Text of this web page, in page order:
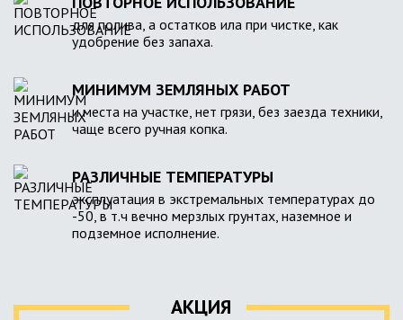
для полива, а остатков ила при чистке, как
удобрение без запаха.
МИНИМУМ ЗЕМЛЯНЫХ РАБОТ
и места на участке, нет грязи, без заезда техники,
чаще всего ручная копка.
РАЗЛИЧНЫЕ ТЕМПЕРАТУРЫ
эксплуатация в экстремальных температурах до
-50, в т.ч вечно мерзлых грунтах, наземное и
подземное исполнение.
АКЦИЯ